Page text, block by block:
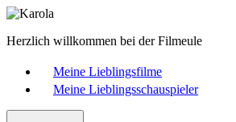
Herzlich willkommen bei der Filmeule
Meine Lieblingsfilme
Meine Lieblingsschauspieler